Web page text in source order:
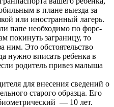
в плане выезда за
или иностранный лагерь.
папе необходимо по форс-
покинуть заграницу, то
ним. Это обстоятельство
нужно вписать ребенка в
родитель привез малыша
для внесения сведений о
старого образца. Его
— 10 лет.